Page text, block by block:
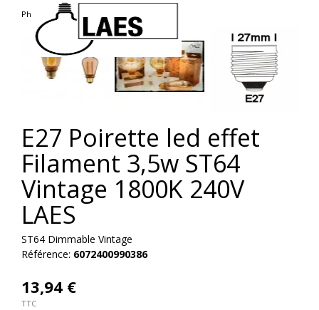
Photo non contractuelle
E27 Poirette led effet
Filament 3,5w ST64
Vintage 1800K 240V
LAES
ST64 Dimmable Vintage
Référence: 6072400990386
13,94 €
TTC